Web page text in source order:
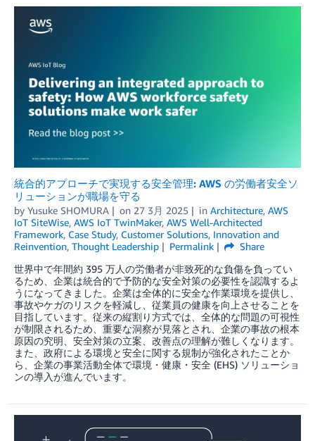
統合的アプローチで実現する安全管理: AWS の労働者安全ソ
リューションが職場を守る
by Yusuke SHOMURA on 27 3月 2025 in Architecture, AWS
IoT SiteWise, AWS IoT TwinMaker, AWS Well-Architected
Framework, Case Study, Customer Solutions, Innovation and
Reinvention, Thought Leadership Permalink
Share
世界中で年間約 395 万人の労働者が非致死的な負傷を負ってい
るため、企業は統合的で予防的な安全対策の必要性を認識するよ
うになってきました。企業は全体的に安全な作業環境を提供し、
事故やケガのリスクを軽減し、従業員の健康を向上させることを
目指しています。従来の縦割り方式では、全体的な問題の可視性
が制限されるため、重要な洞察が見落とされ、企業の事故の根本
原因の究明、安全対策の立案、改善点の理解が難しくなります。
また、政府による環境と安全に関する規制が強化されたことか
ら、企業の事業活動全体で環境・健康・安全 (EHS) ソリューショ
ンの導入が進んでいます。